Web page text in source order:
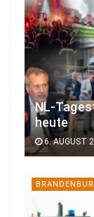
NL-
heute
6. AUGUST